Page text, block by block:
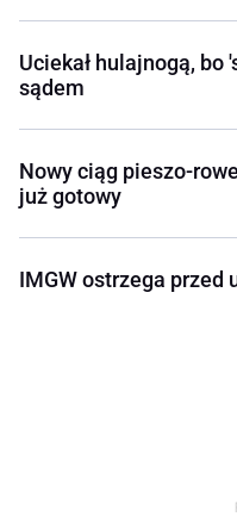
Uciekał hulajnogą, bo
sądem
Nowy ciąg pieszo-
już gotowy
IMGW ostrzega przed